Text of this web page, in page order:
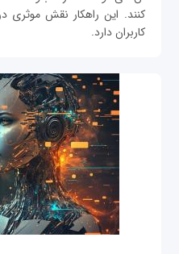
کنند. این راهکار نقش موثری
کاربران دارد.